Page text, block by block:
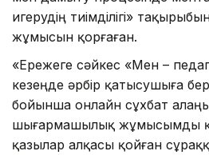
игерудің тиімділігі»
жұмысын қорғаған.
«Ережеге сәйкес «Мен –
кезеңде әрбір қатысушыға
бойынша онлайн сұхбат
шығармашылық жұмысымды
қазылар алқасы қойған